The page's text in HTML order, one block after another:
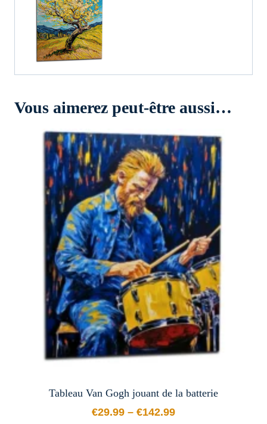
Vous aimerez peut-être aussi…
Tableau Van Gogh jouant de la batterie
€29.99 – €142.99
Plage de prix : €29.99 à